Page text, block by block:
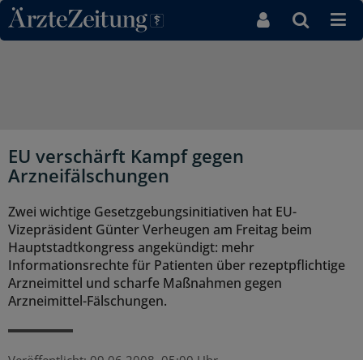
Direkt zum Inhaltsbereich
EU verschärft Kampf gegen
Arzneifälschungen
Zwei wichtige Gesetzgebungsinitiativen hat EU-
Vizepräsident Günter Verheugen am Freitag beim
Hauptstadtkongress angekündigt: mehr
Informationsrechte für Patienten über rezeptpflichtige
Arzneimittel und scharfe Maßnahmen gegen
Arzneimittel-Fälschungen.